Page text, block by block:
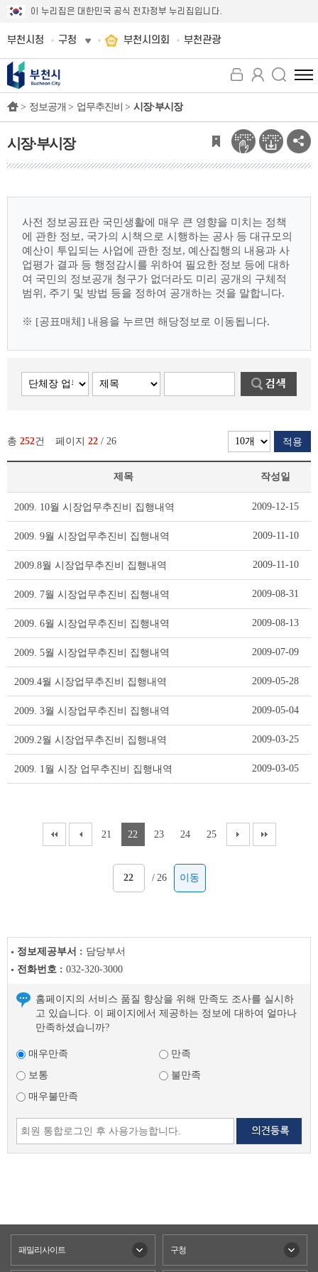
이 누리집은 대한민국 공식 전자정부 누리집입니다.
부천시청 구청 부천시의회 부천관광
전
체
뉴
보
기
> 정보공개 > 업무추진비 > 시장·부시장
시장·부시장
사전 정보공표란 국민생활에 매우 큰 영향을 미치는 정책
에 관한 정보, 국가의 시책으로 시행하는 공사 등 대규모의
예산이 투입되는 사업에 관한 정보, 예산집행의 내용과 사
업평가 결과 등 행정감시를 위하여 필요한 정보 등에 대하
여 국민의 정보공개 청구가 없더라도 미리
공개의 구체적
범위, 주기 및 방법 등을 정하여 공개하는 것을 말합니다.
※ [공표매체] 내용을 누르면 해당정보로 이동됩니다.
총 252건 페이지 22 / 26 적용
부
장
스
테
블
제목 작성일
2009. 10월 시장업무추진비 집행내역 2009-12-15
2009. 9월 시장업무추진비 집행내역 2009-11-10
2009.8월 시장업무추진비 집행내역 2009-11-10
2009. 7월 시장업무추진비 집행내역 2009-08-31
2009. 6월 시장업무추진비 집행내역 2009-08-13
2009. 5월 시장업무추진비 집행내역 2009-07-09
2009.4월 시장업무추진비 집행내역 2009-05-28
2009. 3월 시장업무추진비 집행내역 2009-05-04
2009.2월 시장업무추진비 집행내역 2009-03-25
2009. 1월 시장 업무추진비 집행내역 2009-03-05
21 22 23 24 25
/ 26 이동
정보제공부서 : 담당부서
전화번호 : 032-320-3000
홈페이지의 서비스 품질 향상을 위해 만족도 조사를 실시하
고 있습니다. 이 페이지에서 제공하는 정보에 대하여 얼마나
만족하셨습니까?
매우만족
만족
보통
불만족
매우불만족
패밀리사이트 구청